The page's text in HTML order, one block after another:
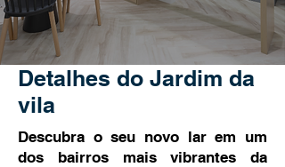
Detalhes do Jardim da
vila
Descubra o seu novo lar em um
dos bairros mais vibrantes da